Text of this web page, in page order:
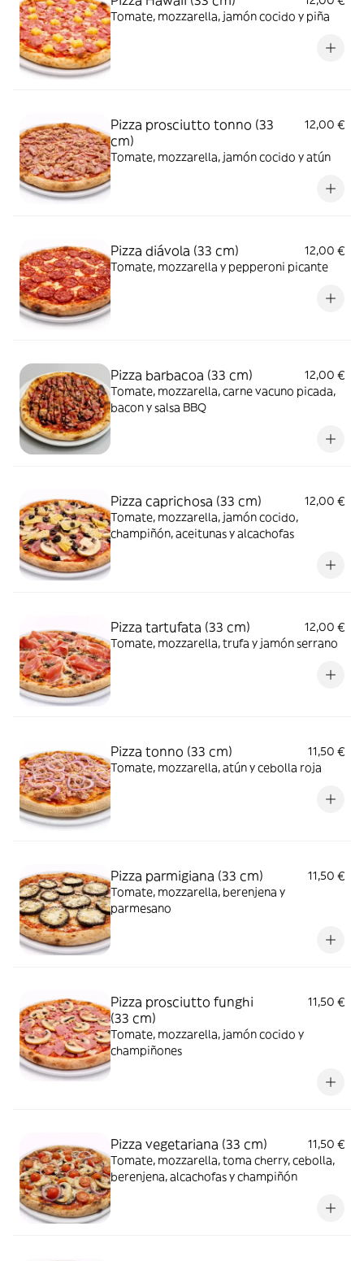
Tomate, mozzarella, jamón cocido y piña
Pizza prosciutto tonno (33
cm)
12,00 €
Tomate, mozzarella, jamón cocido y atún
Pizza diávola (33 cm)
12,00 €
Tomate, mozzarella y pepperoni picante
Pizza barbacoa (33 cm)
12,00 €
Tomate, mozzarella, carne vacuno picada,
bacon y salsa BBQ
Pizza caprichosa (33 cm)
12,00 €
Tomate, mozzarella, jamón cocido,
champiñón, aceitunas y alcachofas
Pizza tartufata (33 cm)
12,00 €
Tomate, mozzarella, trufa y jamón serrano
Pizza tonno (33 cm)
11,50 €
Tomate, mozzarella, atún y cebolla roja
Pizza parmigiana (33 cm)
11,50 €
Tomate, mozzarella, berenjena y
parmesano
Pizza prosciutto funghi
(33 cm)
11,50 €
Tomate, mozzarella, jamón cocido y
champiñones
Pizza vegetariana (33 cm)
11,50 €
Tomate, mozzarella, toma cherry, cebolla,
berenjena, alcachofas y champiñón